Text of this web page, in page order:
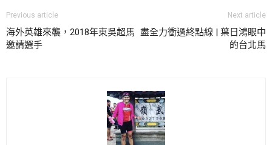
Previous article
海外英雄來襲，2018年東吳超馬
邀請選手
Next article
盡全力衝過終點線 | 葉日鴻眼中
的台北馬